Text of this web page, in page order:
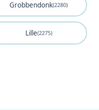
Grobbendonk(2280)
Lille(2275)